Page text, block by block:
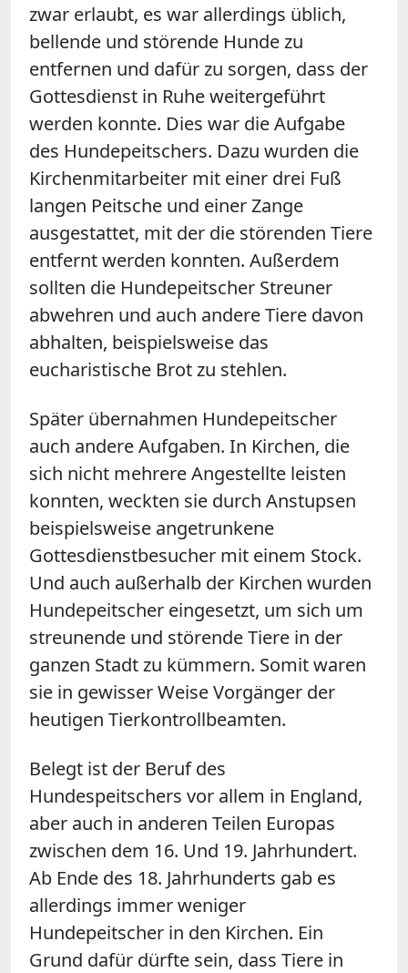
zwar erlaubt, es war allerdings üblich,
bellende und störende Hunde zu
entfernen und dafür zu sorgen, dass der
Gottesdienst in Ruhe weitergeführt
werden konnte. Dies war die Aufgabe
des Hundepeitschers. Dazu wurden die
Kirchenmitarbeiter mit einer drei Fuß
langen Peitsche und einer Zange
ausgestattet, mit der die störenden Tiere
entfernt werden konnten. Außerdem
sollten die Hundepeitscher Streuner
abwehren und auch andere Tiere davon
abhalten, beispielsweise das
eucharistische Brot zu stehlen.
Später übernahmen Hundepeitscher
auch andere Aufgaben. In Kirchen, die
sich nicht mehrere Angestellte leisten
konnten, weckten sie durch Anstupsen
beispielsweise angetrunkene
Gottesdienstbesucher mit einem Stock.
Und auch außerhalb der Kirchen wurden
Hundepeitscher eingesetzt, um sich um
streunende und störende Tiere in der
ganzen Stadt zu kümmern. Somit waren
sie in gewisser Weise Vorgänger der
heutigen Tierkontrollbeamten.
Belegt ist der Beruf des
Hundespeitschers vor allem in England,
aber auch in anderen Teilen Europas
zwischen dem 16. Und 19. Jahrhundert.
Ab Ende des 18. Jahrhunderts gab es
allerdings immer weniger
Hundepeitscher in den Kirchen. Ein
Grund dafür dürfte sein, dass Tiere in